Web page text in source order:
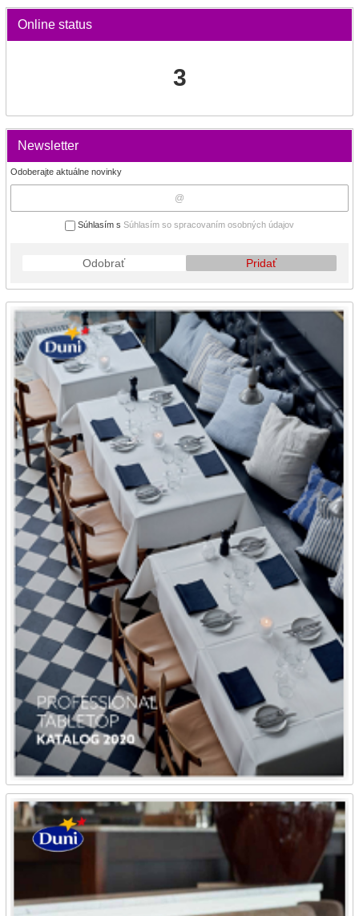
Online status
3
Newsletter
Odoberajte aktuálne novinky
Súhlasím s Súhlasím so spracovaním osobných údajov
Odobrať Pridať